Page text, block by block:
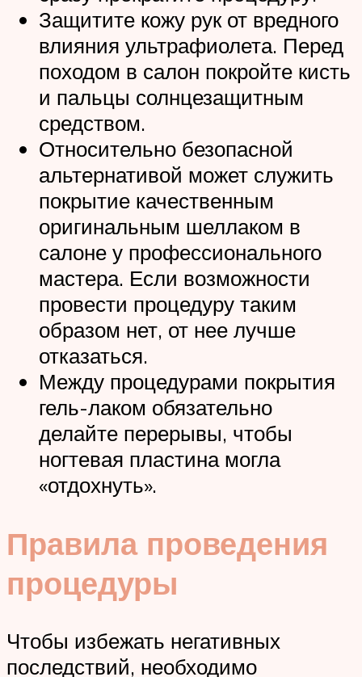
Защитите кожу рук от вредного
влияния ультрафиолета. Перед
походом в салон покройте кисть
и пальцы солнцезащитным
средством.
Относительно безопасной
альтернативой может служить
покрытие качественным
оригинальным шеллаком в
салоне у профессионального
мастера. Если возможности
провести процедуру таким
образом нет, от нее лучше
отказаться.
Между процедурами покрытия
гель-лаком обязательно
делайте перерывы, чтобы
ногтевая пластина могла
«отдохнуть».
Правила проведения
процедуры
Чтобы избежать негативных
последствий, необходимо